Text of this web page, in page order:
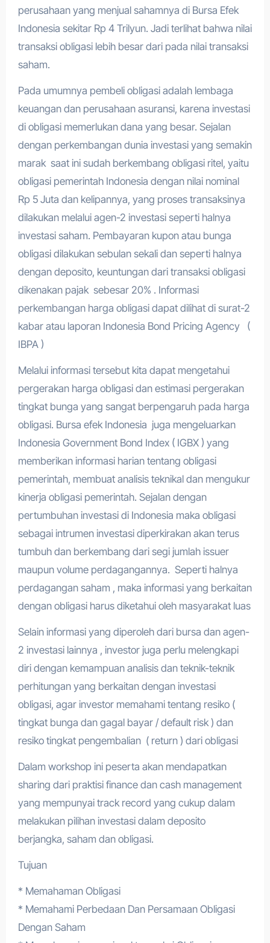
perusahaan yang menjual sahamnya di Bursa Efek
Indonesia sekitar Rp 4 Trilyun. Jadi terlihat bahwa nilai
transaksi obligasi lebih besar dari pada nilai transaksi
saham.
Pada umumnya pembeli obligasi adalah lembaga
keuangan dan perusahaan asuransi, karena investasi
di obligasi memerlukan dana yang besar. Sejalan
dengan perkembangan dunia investasi yang semakin
marak saat ini sudah berkembang obligasi ritel, yaitu
obligasi pemerintah Indonesia dengan nilai nominal
Rp 5 Juta dan kelipannya, yang proses transaksinya
dilakukan melalui agen-2 investasi seperti halnya
investasi saham. Pembayaran kupon atau bunga
obligasi dilakukan sebulan sekali dan seperti halnya
dengan deposito, keuntungan dari transaksi obligasi
dikenakan pajak sebesar 20% . Informasi
perkembangan harga obligasi dapat dilihat di surat-2
kabar atau laporan Indonesia Bond Pricing Agency (
IBPA )
Melalui informasi tersebut kita dapat mengetahui
pergerakan harga obligasi dan estimasi pergerakan
tingkat bunga yang sangat berpengaruh pada harga
obligasi. Bursa efek Indonesia juga mengeluarkan
Indonesia Government Bond Index ( IGBX ) yang
memberikan informasi harian tentang obligasi
pemerintah, membuat analisis teknikal dan mengukur
kinerja obligasi pemerintah. Sejalan dengan
pertumbuhan investasi di Indonesia maka obligasi
sebagai intrumen investasi diperkirakan akan terus
tumbuh dan berkembang dari segi jumlah issuer
maupun volume perdagangannya. Seperti halnya
perdagangan saham , maka informasi yang berkaitan
dengan obligasi harus diketahui oleh masyarakat luas
Selain informasi yang diperoleh dari bursa dan agen-
2 investasi lainnya , investor juga perlu melengkapi
diri dengan kemampuan analisis dan teknik-teknik
perhitungan yang berkaitan dengan investasi
obligasi, agar investor memahami tentang resiko (
tingkat bunga dan gagal bayar / default risk ) dan
resiko tingkat pengembalian ( return ) dari obligasi
Dalam workshop ini peserta akan mendapatkan
sharing dari praktisi finance dan cash management
yang mempunyai track record yang cukup dalam
melakukan pilihan investasi dalam deposito
berjangka, saham dan obligasi.
Tujuan
* Memahaman Obligasi
* Memahami Perbedaan Dan Persamaan Obligasi
Dengan Saham